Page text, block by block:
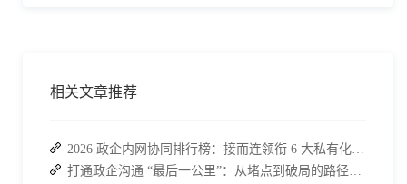
相关文章推荐
2026 政企内网协同排行榜：接而连领衔 6 大私有化方案，安全与效率双升级
打通政企沟通 “最后一公里”：从堵点到破局的路径解析